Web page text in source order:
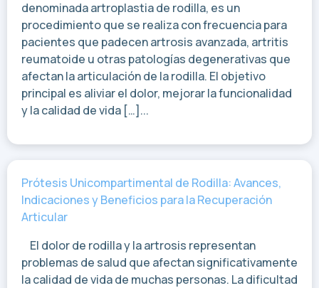
denominada artroplastia de rodilla, es un
procedimiento que se realiza con frecuencia para
pacientes que padecen artrosis avanzada, artritis
reumatoide u otras patologías degenerativas que
afectan la articulación de la rodilla. El objetivo
principal es aliviar el dolor, mejorar la funcionalidad
y la calidad de vida […]...
Prótesis Unicompartimental de Rodilla: Avances,
Indicaciones y Beneficios para la Recuperación
Articular
El dolor de rodilla y la artrosis representan
problemas de salud que afectan significativamente
la calidad de vida de muchas personas. La dificultad